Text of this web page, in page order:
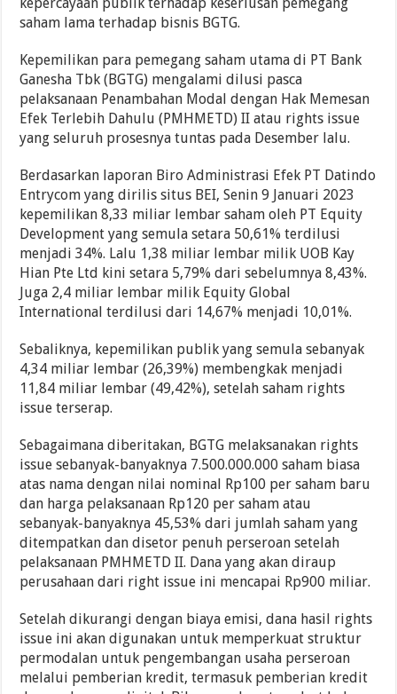
saham lama terhadap bisnis BGTG.
Kepemilikan para pemegang saham utama di PT Bank
Ganesha Tbk (BGTG) mengalami dilusi pasca
pelaksanaan Penambahan Modal dengan Hak Memesan
Efek Terlebih Dahulu (PMHMETD) II atau rights issue
yang seluruh prosesnya tuntas pada Desember lalu.
Berdasarkan laporan Biro Administrasi Efek PT Datindo
Entrycom yang dirilis situs BEI, Senin 9 Januari 2023
kepemilikan 8,33 miliar lembar saham oleh PT Equity
Development yang semula setara 50,61% terdilusi
menjadi 34%. Lalu 1,38 miliar lembar milik UOB Kay
Hian Pte Ltd kini setara 5,79% dari sebelumnya 8,43%.
Juga 2,4 miliar lembar milik Equity Global
International terdilusi dari 14,67% menjadi 10,01%.
Sebaliknya, kepemilikan publik yang semula sebanyak
4,34 miliar lembar (26,39%) membengkak menjadi
11,84 miliar lembar (49,42%), setelah saham rights
issue terserap.
Sebagaimana diberitakan, BGTG melaksanakan rights
issue sebanyak-banyaknya 7.500.000.000 saham biasa
atas nama dengan nilai nominal Rp100 per saham baru
dan harga pelaksanaan Rp120 per saham atau
sebanyak-banyaknya 45,53% dari jumlah saham yang
ditempatkan dan disetor penuh perseroan setelah
pelaksanaan PMHMETD II. Dana yang akan diraup
perusahaan dari right issue ini mencapai Rp900 miliar.
Setelah dikurangi dengan biaya emisi, dana hasil rights
issue ini akan digunakan untuk memperkuat struktur
permodalan untuk pengembangan usaha perseroan
melalui pemberian kredit, termasuk pemberian kredit